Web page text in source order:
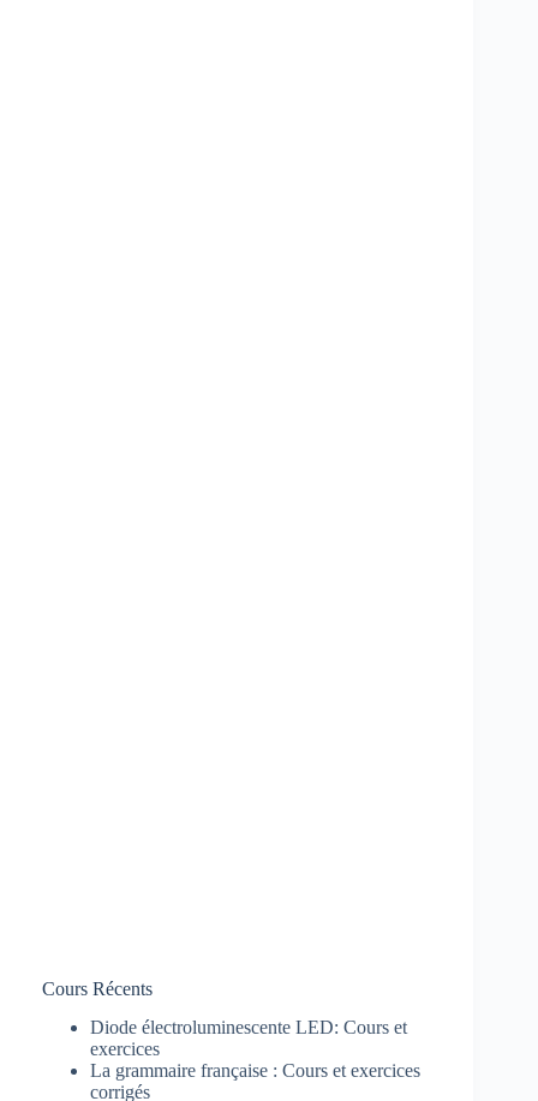
Cours Récents
Diode électroluminescente LED: Cours et
exercices
La grammaire française : Cours et exercices
corrigés